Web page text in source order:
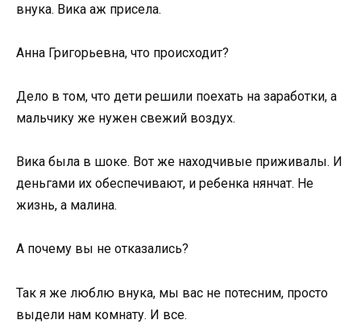
внука. Вика аж присела.
Анна Григорьевна, что происходит?
Дело в том, что дети решили поехать на заработки, а
мальчику же нужен свежий воздух.
Вика была в шоке. Вот же находчивые приживалы. И
деньгами их обеспечивают, и ребенка нянчат. Не
жизнь, а малина.
А почему вы не отказались?
Так я же люблю внука, мы вас не потесним, просто
выдели нам комнату. И все.